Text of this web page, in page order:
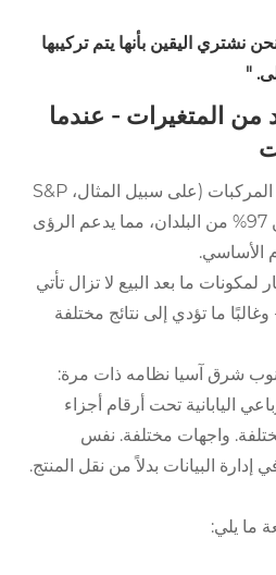
نشتري اليقين بأنها يتم تركيبها
"
من المتغيرات - عندما
تغطي أدوات التنبؤ وتسجيل المركبات (على سبيل المثال، S&P
Global Mobility) أكثر من 97% من البلدان، مما يدعم الرؤى
الأساسي.
لمكونات ما بعد البيع لا تزال تأتي
ما تؤدي إلى نتائج مختلفة
شرق آسيا نظامه ذات مرة:
اليابانية تحت أرقام أجزاء
واجهات مختلفة. نفس
البيانات بدلاً من نقل المنتج.
ما يلي: